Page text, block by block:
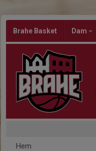
Brahe Basket Dam
Hem